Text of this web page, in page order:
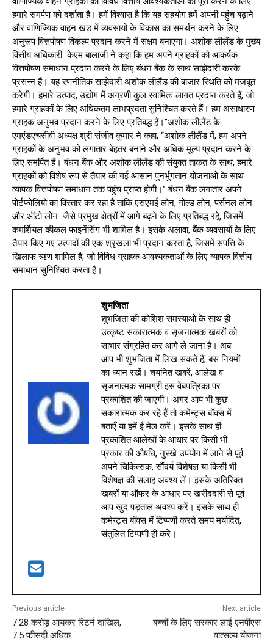
हमारे समर्पण को दर्शाता है। हमें विश्वास है कि यह सहयोग हमें अपनी पहुंच बढ़ाने
और वाणिज्यिक वाहन खंड में व्यवसायों के विकास का समर्थन करने के लिए
अनुरूप वित्तपोषण विकल्प प्रदान करने में सक्षम बनाएगा। अशोक लीलैंड के मुख्य
वित्तीय अधिकारी केएम बालाजी ने कहा कि हम अपने ग्राहकों को आकर्षक
वित्तपोषण समाधान प्रदान करने के लिए बंधन बैंक के साथ साझेदारी करके
प्रसन्न हैं। यह रणनीतिक साझेदारी अशोक लीलैंड की बाजार स्थिति को मजबूत
करेगी। हमारे उत्पाद, उद्योग में अग्रणी कुल स्वामित्व लागत प्रदान करते हैं, जो
हमारे ग्राहकों के लिए अधिकतम लाभप्रदता सुनिश्चित करते हैं। हम असाधारण
ग्राहक अनुभव प्रदान करने के लिए प्रतिबद्ध हैं।”अशोक लीलैंड के
एमएंडएचसीवी अध्यक्ष श्री संजीव कुमार ने कहा, “अशोक लीलैंड में, हम अपने
ग्राहकों के अनुभव को लगातार बेहतर बनाने और अधिक मूल्य प्रदान करने के
लिए समर्पित हैं। बंधन बैंक और अशोक लीलैंड की संयुक्त ताकत के साथ, हमारे
ग्राहकों को विशेष रूप से तैयार की गई आसान पुनर्भुगतान योजनाओं के साथ
व्यापक वित्तपोषण समाधान तक पहुंच प्राप्त होगी।” बंधन बैंक लगातार अपने
पोर्टफोलियो का विस्तार कर रहा है ताकि एसएमई लोन, गोल्ड लोन, पर्सनल लोन
और ऑटो लोन जैसे प्रमुख क्षेत्रों में आगे बढ़ने के लिए प्रतिबद्ध रहे, जिसमें
कमर्शियल व्हीकल फाइनेंसिंग भी शामिल है। इसके अलावा, बैंक व्यवसायों के लिए
तैयार किए गए उत्पादों की एक श्रृंखला भी प्रदान करता है, जिसमें संपत्ति के
खिलाफ ऋण शामिल है, जो विविध ग्राहक आवश्यकताओं के लिए व्यापक वित्तीय
समाधान सुनिश्चित करता है।
शुभजिता
शुभजिता की कोशिश समस्याओं के साथ ही
उत्कृष्ट सकारात्मक व सृजनात्मक खबरों को
साभार संग्रहित कर आगे ले जाना है। अब
आप भी शुभजिता में लिख सकते हैं, बस नियमों
का ध्यान रखें। चयनित खबरें, आलेख व
सृजनात्मक सामग्री इस वेबपत्रिका पर
प्रकाशित की जाएगी। अगर आप भी कुछ
सकारात्मक कर रहे हैं तो कमेन्ट्स बॉक्स में
बताएँ या हमें ई मेल करें। इसके साथ ही
प्रकाशित आलेखों के आधार पर किसी भी
प्रकार की औषधि, नुस्खे उपयोग में लाने से पूर्व
अपने चिकित्सक, सौंदर्य विशेषज्ञ या किसी भी
विशेषज्ञ की सलाह अवश्य लें। इसके अतिरिक्त
खबरों या ऑफर के आधार पर खरीददारी से पूर्व
आप खुद पड़ताल अवश्य करें। इसके साथ ही
कमेन्ट्स बॉक्स में टिप्पणी करते समय मर्यादित,
संतुलित टिप्पणी ही करें।
Previous article
7.28 करोड़ आयकर रिटर्न दाखिल,
7.5 फीसदी अधिक
Next article
बच्चों के लिए सरकार लाई एनपीएस
वात्सल्य योजना